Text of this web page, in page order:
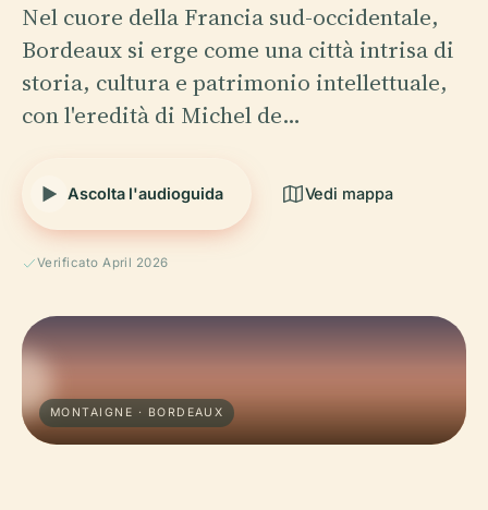
Nel cuore della Francia sud-occidentale,
Bordeaux si erge come una città intrisa di
storia, cultura e patrimonio intellettuale,
con l'eredità di Michel de…
Ascolta l'audioguida Vedi mappa
Verificato April 2026
MONTAIGNE · BORDEAUX